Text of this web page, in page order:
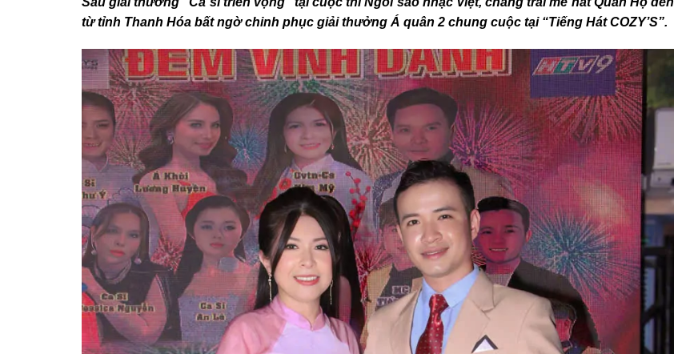
từ tỉnh Thanh Hóa bất ngờ chinh phục giải thưởng Á quân 2 chung cuộc tại “Tiếng Hát COZY’S”.